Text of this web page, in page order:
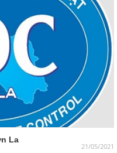
21/05/2021
La